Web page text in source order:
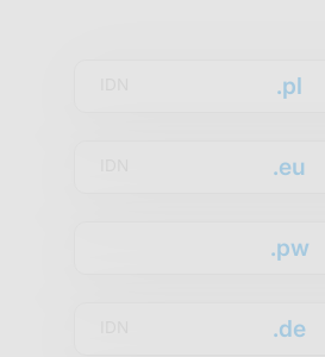
.pl
.eu
.pw
.de